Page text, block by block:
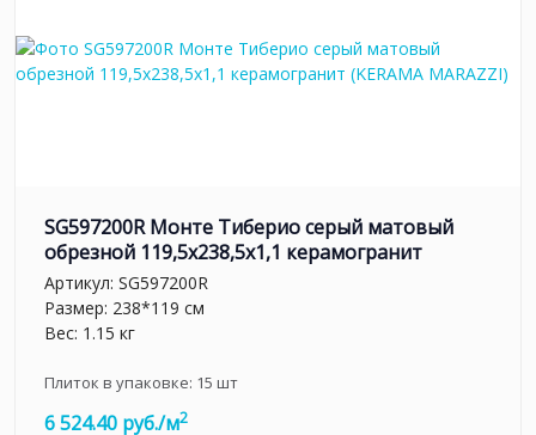
SG597200R Монте Тиберио серый матовый
обрезной 119,5x238,5x1,1 керамогранит
Артикул: SG597200R
Размер: 238*119 см
Вес: 1.15 кг
Плиток в упаковке: 15 шт
6 524.40 руб./м2